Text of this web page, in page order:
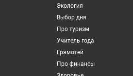
Экология
Выбор дня
Про туризм
Учитель года
Грамотей
Про финансы